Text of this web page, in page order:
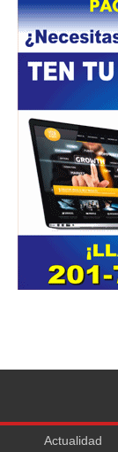
Actualidad